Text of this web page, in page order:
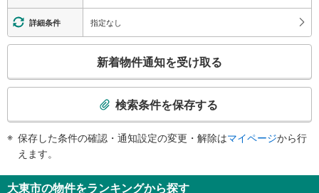
詳細条件 指定なし
検
知
新着物件通知を受け取る
検索条件を保存する
保存した条件の確認・通知設定の変更・解除はマイページから行
えます。
大東市の物件をランキングから探す